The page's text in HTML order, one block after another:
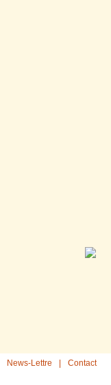
News-Lettre Contact